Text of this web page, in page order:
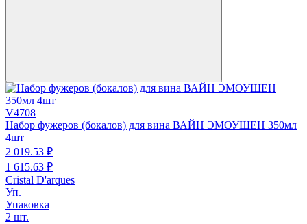
V4708
Набор фужеров (бокалов) для вина ВАЙН ЭМОУШЕН 350мл
4шт
2 019.53 ₽
1 615.63 ₽
Cristal D'arques
Уп.
Упаковка
2 шт.